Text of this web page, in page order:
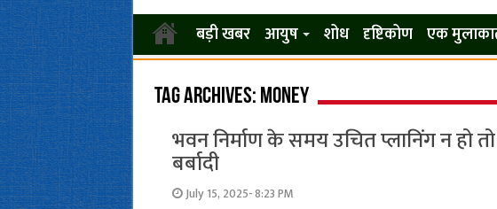
बड़ी खबर आयुष शोध दृष्टिकोण एक
Tag Archives: money
भवन निर्माण के समय उचित प्लानिंग न हो
बर्बादी
July 15, 2025- 8:23 PM